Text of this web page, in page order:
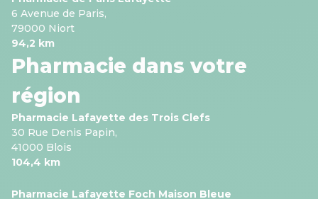
6 Avenue de Paris,
79000 Niort
94,2 km
Pharmacie dans votre
région
Pharmacie Lafayette des Trois Clefs
30 Rue Denis Papin,
41000 Blois
104,4 km
Pharmacie Lafayette Foch Maison Bleue